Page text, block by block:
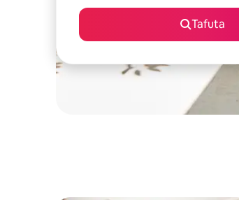
Tafuta